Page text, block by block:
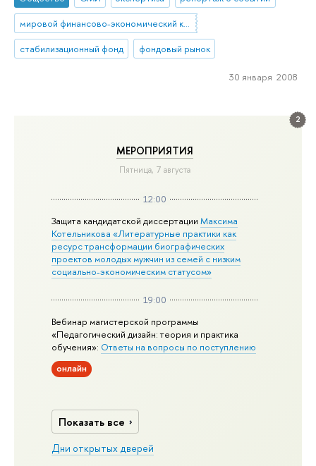
2
МЕРОПРИЯТИЯ
Пятница, 7 августа
12:00
Защита кандидатской диссертацииМаксима
Котельникова «Литературные практики как
ресурс трансформации биографических
проектов молодых мужчин из семей с низким
социально-экономическим статусом»
19:00
Вебинар магистерской программы
«Педагогический дизайн: теория и практика
обучения»: Ответы на вопросы по поступлению
онлайн
Показать все
Дни открытых дверей
мировой финансово-экономический кризис
стабилизационный фонд
фондовый рынок
30 января 2008